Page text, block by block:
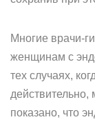
Многие врачи-
женщинам с
тех случаях,
показано, что